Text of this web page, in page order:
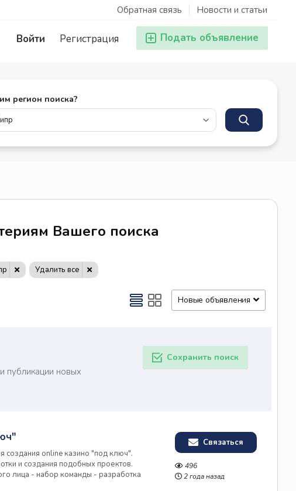
Новости и статьи
Обратная связь
Подать объявление
Регистрация
Войти
регион поиска?
Вашего поиска
Удалить все
Новые объявления
публикации новых
Сохранить поиск
создания online казино "под ключ".
и создания подобных проектов.
лица - набор команды - разработка
казино ,~ 500K$/ прибыль после
Связаться
496
2 года назад